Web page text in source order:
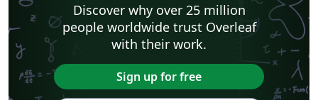
Discover why over 25 million
people worldwide trust Overleaf
with their work.
Sign up for free